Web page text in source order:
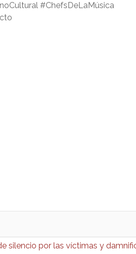
#ChefsDeLaMúsica
silencio por las víctimas y